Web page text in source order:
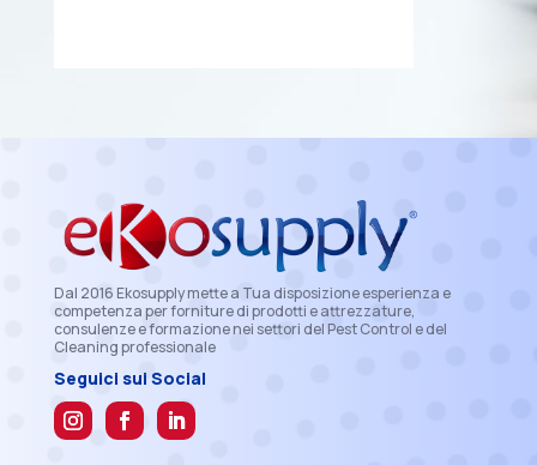
Dal 2016 Ekosupply mette a Tua disposizione esperienza e
competenza per forniture di prodotti e attrezzature,
consulenze e formazione nei settori del Pest Control e del
Cleaning professionale
Seguici sui Social